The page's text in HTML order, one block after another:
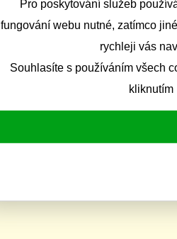
Pro poskytování služeb
fungování webu nutné, zatímco
rychleji vás
Souhlasíte s používáním všech
kliknutím